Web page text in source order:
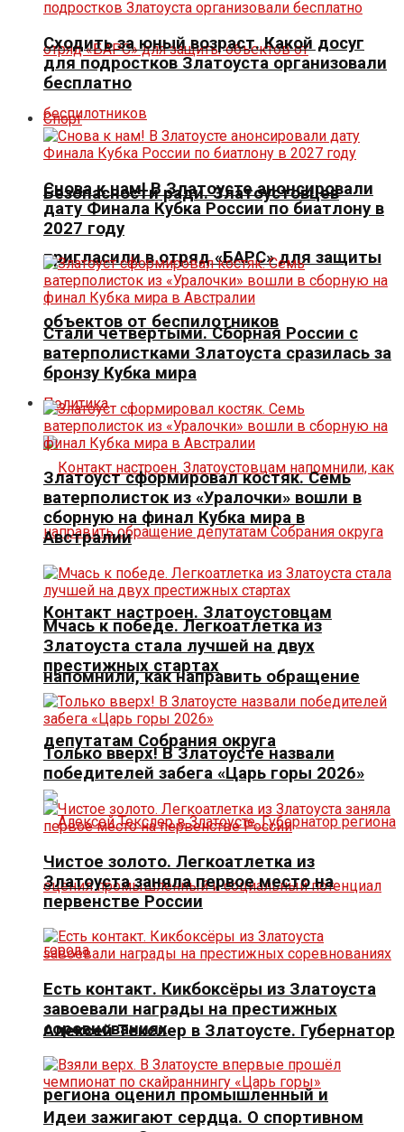
Безопасности ради. Златоустовцев
пригласили в отряд «БАРС» для защиты
объектов от беспилотников
Политика
Контакт настроен. Златоустовцам
напомнили, как направить обращение
депутатам Собрания округа
Алексей Текслер в Златоусте. Губернатор
региона оценил промышленный и
Сходить за юный возраст. Какой досуг
для подростков Златоуста организовали
бесплатно
Спорт
Снова к нам! В Златоусте анонсировали
дату Финала Кубка России по биатлону в
2027 году
Стали четвертыми. Сборная России с
ватерполистками Златоуста сразилась за
бронзу Кубка мира
Златоуст сформировал костяк. Семь
ватерполисток из «Уралочки» вошли в
сборную на финал Кубка мира в
Австралии
Мчась к победе. Легкоатлетка из
Златоуста стала лучшей на двух
престижных стартах
Только вверх! В Златоусте назвали
победителей забега «Царь горы 2026»
Чистое золото. Легкоатлетка из
Златоуста заняла первое место на
первенстве России
Есть контакт. Кикбоксёры из Златоуста
завоевали награды на престижных
соревнованиях
Идеи зажигают сердца. О спортивном